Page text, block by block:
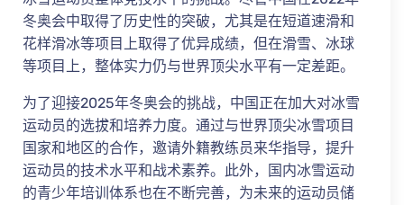
冬奥会中取得了历史性的突破，尤其是在短道速滑和
花样滑冰等项目上取得了优异成绩，但在滑雪、冰球
等项目上，整体实力仍与世界顶尖水平有一定差距。
为了迎接2025年冬奥会的挑战，中国正在加大对冰雪
运动员的选拔和培养力度。通过与世界顶尖冰雪项目
国家和地区的合作，邀请外籍教练员来华指导，提升
运动员的技术水平和战术素养。此外，国内冰雪运动
的青少年培训体系也在不断完善，为未来的运动员储